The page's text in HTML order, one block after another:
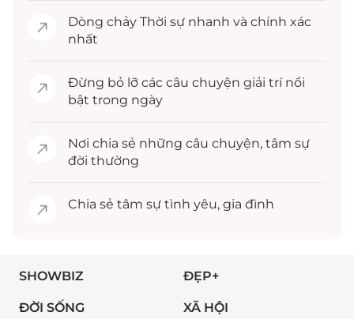
Dòng chảy Thời sự nhanh và chính xác
nhất
Đừng bỏ lỡ các câu chuyện giải trínổi
bật trong ngày
Nơi chia sẻ những câu chuyện, tâm sự
đời thường
Chia sẻ tâm sự tình yêu, gia đình
SHOWBIZ ĐẸP+
ĐỜI SỐNG XÃ HỘI